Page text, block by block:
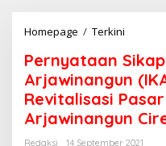
Homepage / Terkini
r
n
y
a
t
Pernyataan
Arjawinangun
Revitalisasi
Arjawinangun
Redaksi
14 September 2021